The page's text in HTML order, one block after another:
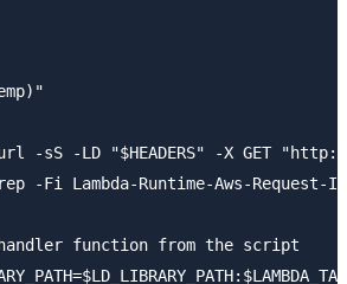
-sS -LD "$HEADERS" -X GET
-Fi Lambda-Runtime-Aws-Request-
function from the script